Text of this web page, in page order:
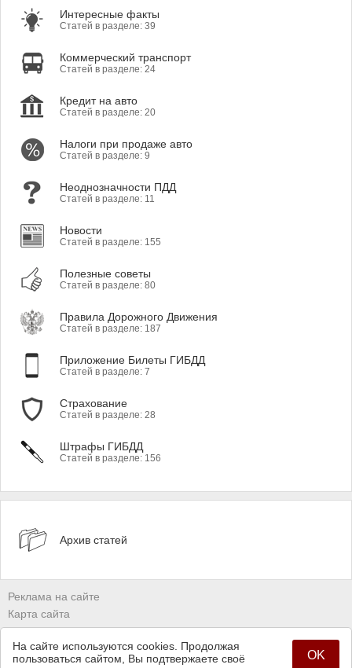
Интересные факты
Статей в разделе: 39
Коммерческий транспорт
Статей в разделе: 24
Кредит на авто
Статей в разделе: 20
Налоги при продаже авто
Статей в разделе: 9
Неоднозначности ПДД
Статей в разделе: 11
Новости
Статей в разделе: 155
Полезные советы
Статей в разделе: 80
Правила Дорожного Движения
Статей в разделе: 187
Приложение Билеты ГИБДД
Статей в разделе: 7
Страхование
Статей в разделе: 28
Штрафы ГИБДД
Статей в разделе: 156
Архив статей
Реклама на сайте
Карта сайта
Владельцам сайтов
Политика конфиденциальности
OK
На сайте используются cookies. Продолжая
пользоваться сайтом, Вы подтвержаете своё